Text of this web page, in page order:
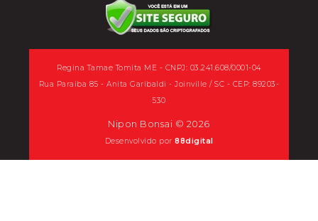
Regina Tamae Tomita ME - CNPJ: 03.241.608/0001-04
Rua Paraiba 85 - Anita Garibaldi - Joinville / SC - CEP: 89203-
530
Nipon Bonsai © 2026
Desenvolvido por 88digital